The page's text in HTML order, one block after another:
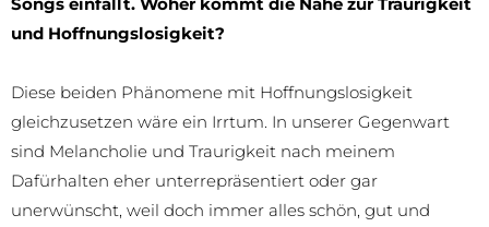
und Hoffnungslosigkeit?
Diese beiden Phänomene mit Hoffnungslosigkeit
gleichzusetzen wäre ein Irrtum. In unserer Gegenwart
sind Melancholie und Traurigkeit nach meinem
Dafürhalten eher unterrepräsentiert oder gar
unerwünscht, weil doch immer alles schön, gut und